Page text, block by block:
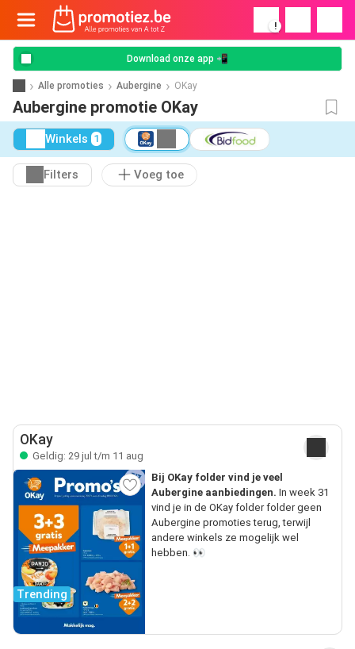
!
Download onze app 📲
Alle promoties Aubergine OKay
Aubergine promotie OKay
Winkels 1
Filters Voeg toe
OKay
Geldig: 29 jul t/m 11 aug
Trending
Bij OKay folder vind je veel
Aubergine aanbiedingen. In week 31
vind je in de OKay folder folder geen
Aubergine promoties terug, terwijl
andere winkels ze mogelijk wel
hebben. 👀